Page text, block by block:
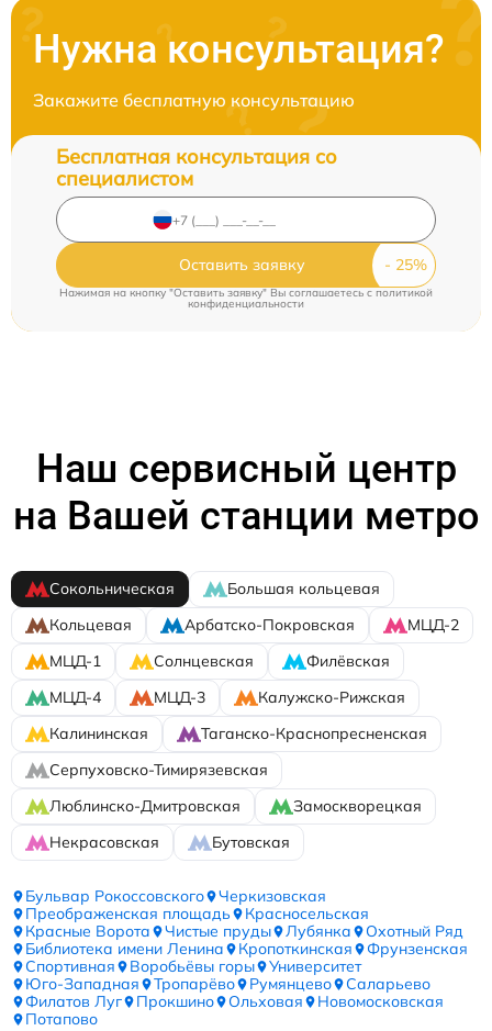
Нужна консультация?
Закажите бесплатную консультацию
Бесплатная консультация со
специалистом
Оставить заявку
Нажимая на кнопку "Оставить заявку" Вы соглашаетесь c политикой
конфиденциальности
Наш сервисный центр
на Вашей станции метро
Сокольническая
Большая кольцевая
Кольцевая
Арбатско-Покровская
МЦД-2
МЦД-1
Солнцевская
Филёвская
МЦД-4
МЦД-3
Калужско-Рижская
Калининская
Таганско-Краснопресненская
Серпуховско-Тимирязевская
Люблинско-Дмитровская
Замоскворецкая
Некрасовская
Бутовская
Бульвар Рокоссовского
Черкизовская
Преображенская площадь
Красносельская
Красные Ворота
Чистые пруды Лубянка
Охотный Ряд
Библиотека имени Ленина
Кропоткинская
Фрунзенская
Спортивная
Воробьёвы горы
Университет
Юго-Западная
Тропарёво Румянцево
Саларьево
Филатов Луг
Прокшино Ольховая
Новомосковская
Потапово